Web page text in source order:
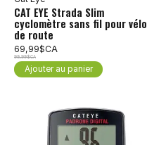
CAT EYE Strada Slim
cyclomètre sans fil pour vélo
de route
69,99$CA
99,99$CA
Ajouter au panier